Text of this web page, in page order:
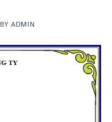
BYADMIN